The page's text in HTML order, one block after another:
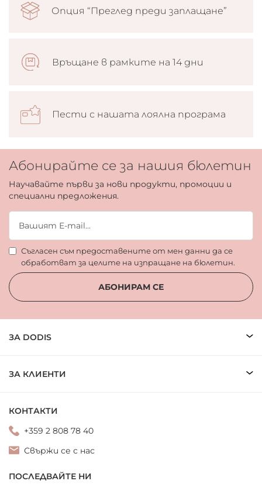
Опция “Преглед преди заплащане”
Връщане в рамките на 14 дни
Пести с нашата лоялна програма
Абонирайте се за нашия бюлетин
Научавайте първи за нови продукти, промоции и
специални предложения.
Съгласен съм предоставените от мен данни да се
обработват за целите на изпращане на бюлетин.
АБОНИРАМ СЕ
ЗА DODIS
ЗА КЛИЕНТИ
КОНТАКТИ
+359 2 808 78 40
Свържи се с нас
ПОСЛЕДВАЙТЕ НИ